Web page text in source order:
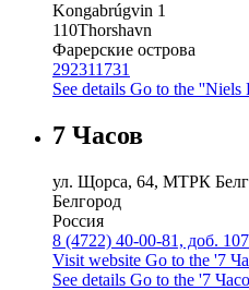
Kongabrúgvin 1
110Thorshavn
Фарерские острова
292311731
See details Go to the ''Niels
7 Часов
ул. Щорса, 64, МТРК
Белгород
Россия
8 (4722) 40-00-81, доб. 107
Visit website Go to the '7
See details Go to the '7